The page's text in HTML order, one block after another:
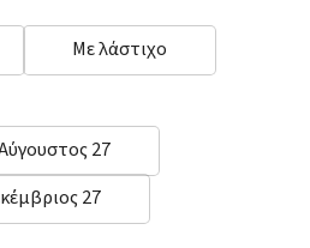
Με λάστιχο
27
27